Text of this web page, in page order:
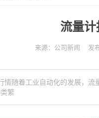
流量
来源：公司新闻 发
随着工业自动化的发展，流
繁